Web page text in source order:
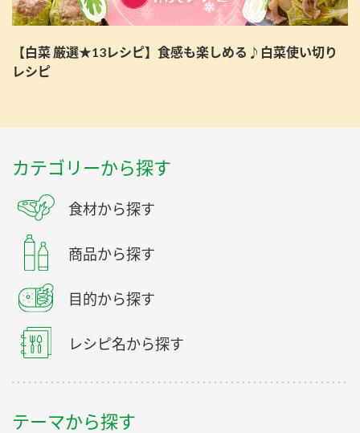
【白菜 厳選★13レシピ】食感も楽しめる♪白菜使い切り
レシピ
カテゴリーから探す
食材から探す
商品から探す
目的から探す
レシピ名から探す
テーマから探す